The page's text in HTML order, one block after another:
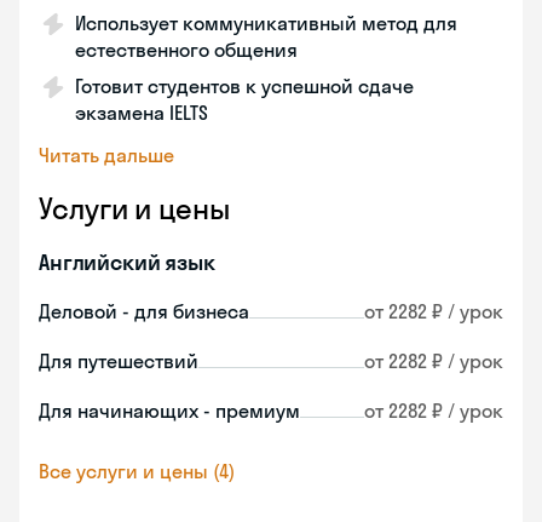
Использует коммуникативный метод для
естественного общения
Готовит студентов к успешной сдаче
экзамена IELTS
Читать дальше
Услуги и цены
Английский язык
Деловой - для бизнеса от 2282 ₽ / урок
Для путешествий от 2282 ₽ / урок
Для начинающих - премиум от 2282 ₽ / урок
Все услуги и цены (4)